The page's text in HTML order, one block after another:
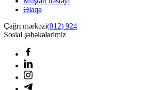
Əlaqə
Çağrı mərkəzi(012) 924
Sosial şəbəkələrimiz